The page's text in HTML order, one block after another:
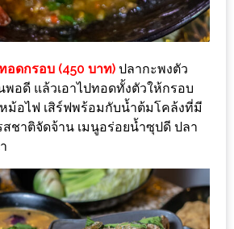
อดกรอบ (450 บาท) ปลากะพงตัว
อดี แล้วเอาไปทอดทั้งตัวให้กรอบ
หม้อไฟ เสิร์ฟพร้อมกับน้ำต้มโคล้งที่มี
ชาติจัดจ้าน เมนูอร่อยน้ำซุปดี ปลา